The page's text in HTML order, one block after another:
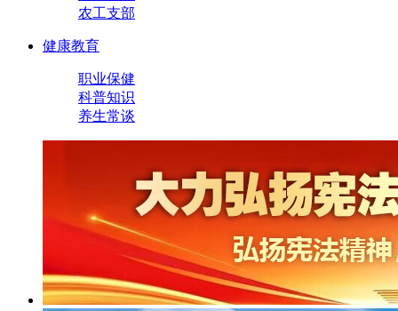
农工支部
健康教育
职业保健
科普知识
养生常谈